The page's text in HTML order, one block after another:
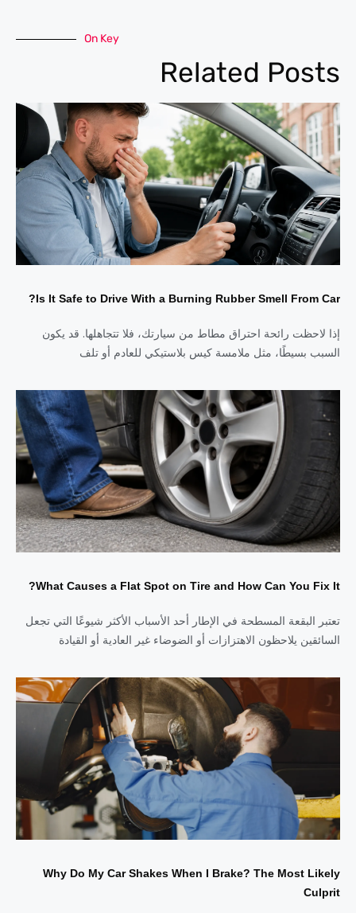
On Key
Related Posts
Is It Safe to Drive With a Burning Rubber Smell From Car?
إذا لاحظت رائحة احتراق مطاط من سيارتك، فلا تتجاهلها. قد يكون
السبب بسيطًا، مثل ملامسة كيس بلاستيكي للعادم أو تلف
What Causes a Flat Spot on Tire and How Can You Fix It?
تعتبر البقعة المسطحة في الإطار أحد الأسباب الأكثر شيوعًا التي تجعل
السائقين يلاحظون الاهتزازات أو الضوضاء غير العادية أو القيادة
Why Do My Car Shakes When I Brake? The Most Likely
Culprit